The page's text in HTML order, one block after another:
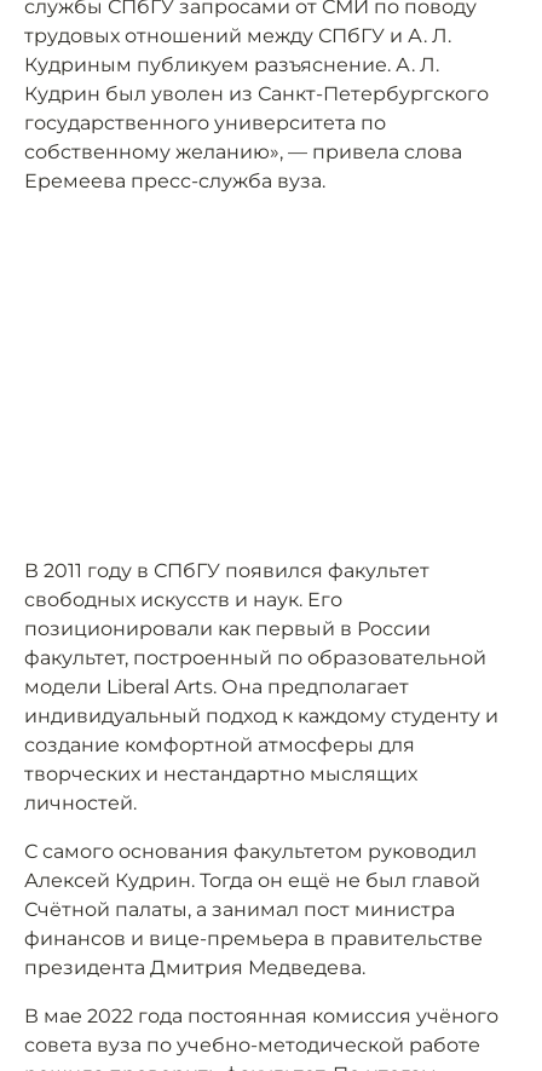
службы СПбГУ запросами от СМИ по поводу
трудовых отношений между СПбГУ и А. Л.
Кудриным публикуем разъяснение. А. Л.
Кудрин был уволен из Санкт-Петербургского
государственного университета по
собственному желанию», — привела слова
Еремеева пресс-служба вуза.
В 2011 году в СПбГУ появился факультет
свободных искусств и наук. Его
позиционировали как первый в России
факультет, построенный по образовательной
модели Liberal Arts. Она предполагает
индивидуальный подход к каждому студенту и
создание комфортной атмосферы для
творческих и нестандартно мыслящих
личностей.
С самого основания факультетом руководил
Алексей Кудрин. Тогда он ещё не был главой
Счётной палаты, а занимал пост министра
финансов и вице-премьера в правительстве
президента Дмитрия Медведева.
В мае 2022 года постоянная комиссия учёного
совета вуза по учебно-методической работе